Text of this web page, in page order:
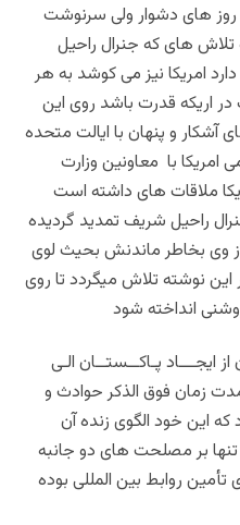
های دشوار ولی سرنوشت
های که جنرال راحیل
امریکا نیز می کوشد به هر
اریکه قدرت باشد روی این
آشکار و پنهان با ایالت متحده
امریکا با معاونین وزارت
ملاقات های داشته است
راحیل شریف تمدید گردیده
وی بخاطر ماندنش بحیث لوی
این نوشته تلاش میگردد تا روی
انداخته شود
ایجـــاد پـاکــستــان الـی
– 2016 ) که طی مدت زمان فوق الذکر حوادث و
که این خود الگوی زنده آن
بر مصلحت های دو جانبه
روابط بین المللی بوده